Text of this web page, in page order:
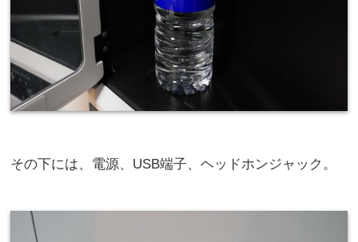
その下には、電源、USB端子、ヘッドホンジャック。